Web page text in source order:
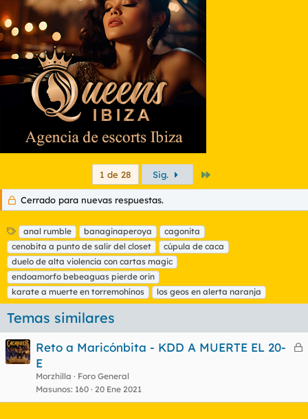
o
n
s
1 de 28 Sig.
Cerrado para nuevas respuestas.
E
t
i
q
u
e
t
a
anal rumble banaginaperoya
cagonita
cenobita a punto de salir del closet
cúpula de caca
duelo de alta violencia con cartas magic
endoamorfo bebeaguas pierde orin
karate a muerte en torremohínos
los geos en alerta naranja
Temas similares
C
a
Reto a Maricónbita - KDD A MUERTE EL 20-
E
Morzhilla
Foro General
Masunos 160 20 Ene 2021